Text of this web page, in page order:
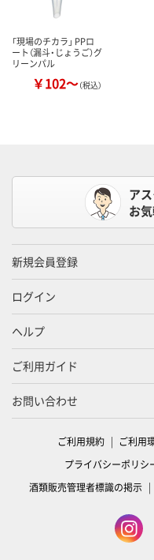
「現場のチカラ」 PPロ
ート（漏斗・じょうご）グ
リーンパル
￥102～（税込）
ア
お
新規会員登録
ログイン
ヘルプ
ご利用ガイド
お問い合わせ
ご利用規約 ご利用
プライバシーポリシ
酒類販売管理者標識の掲示